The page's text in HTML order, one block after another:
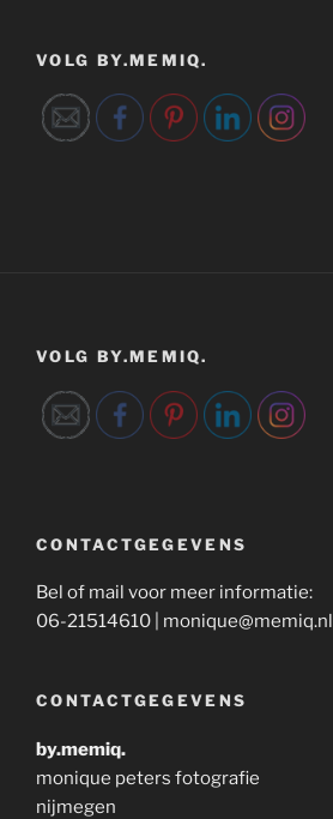
VOLG BY.MEMIQ.
VOLG BY.MEMIQ.
CONTACTGEGEVENS
Bel of mail voor meer informatie:
06-21514610 | monique@memiq.nl
CONTACTGEGEVENS
by.memiq.
monique peters fotografie
nijmegen